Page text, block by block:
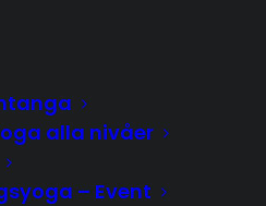
alla nivåer
– Event
med Annika